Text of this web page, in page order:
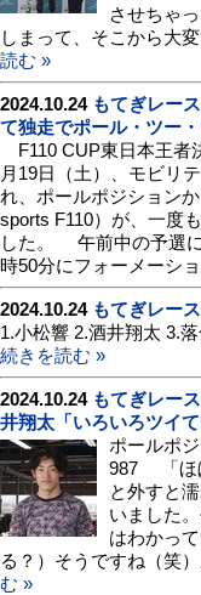
させちゃ
しまって、そこから大
読む »
2024.10.24 もてぎレー
て独走でポール・ツー
F110 CUP東日本王者
月19日（土）、モビリ
れ、ポールポジション
sports F110）が、一度
した。 午前中の予選
時50分にフォーメーシ
2024.10.24 もてぎレー
1.小松響 2.酒井翔太 3.
続きを読む »
2024.10.24 もてぎレー
井翔太「いろいろツイて
ポールポ
987 「ほ
と外すと
いました
はわかっ
る？）そうですね（笑
む »